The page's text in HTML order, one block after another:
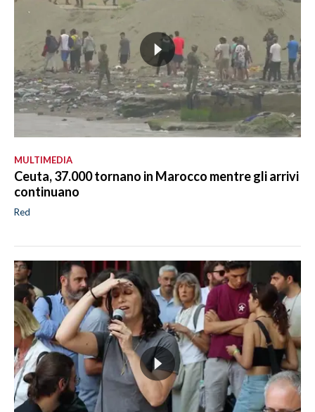
MULTIMEDIA
Ceuta, 37.000 tornano in Marocco mentre gli arrivi
continuano
Red